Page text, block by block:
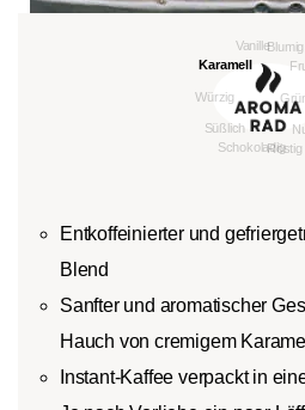
Entkoffeinierter und
Blend
Sanfter und aromatischer
Hauch von cremigem Karamell
Instant-Kaffee verpackt in